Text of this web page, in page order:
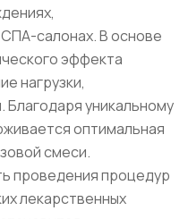
салонах. В основе
эффекта
нагрузки,
уникальному
оптимальная
смеси.
проведения процедур
лекарственных